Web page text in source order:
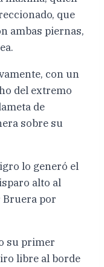
que
ambas piernas,
con un
del extremo
de
sobre su
lo generó el
alto al
Bruera por
su primer
libre al borde